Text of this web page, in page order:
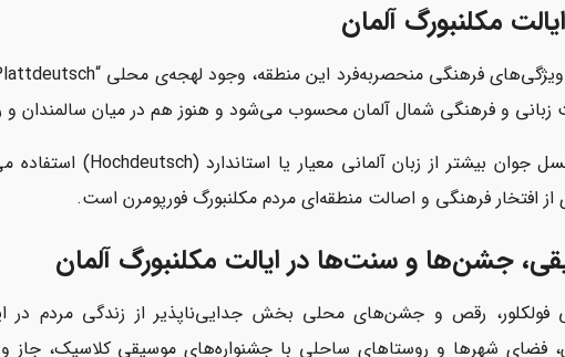
مکلنبورگ آلمان
زبانی و فرهنگی شمال آلمان محسوب می‌شود و هنوز هم در میان سالمندان و
از افتخار فرهنگی و اصالت منطقه‌ای مردم مکلنبورگ فورپومرن است.
جشن‌ها و سنت‌ها در ایالت مکلنبورگ آلمان
فولکلور، رقص و جشن‌های محلی بخش جدایی‌ناپذیر از زندگی مردم در
فضای شهرها و روستاهای ساحلی با جشنواره‌های موسیقی کلاسیک، جاز